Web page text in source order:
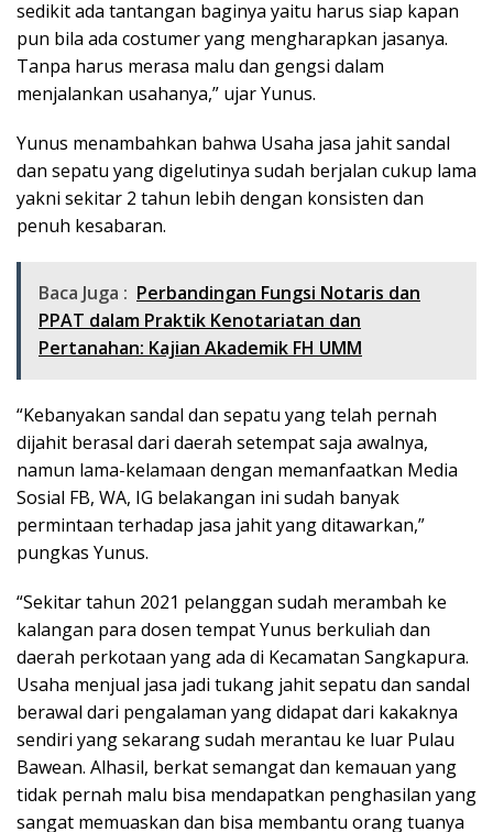
sedikit ada tantangan baginya yaitu harus siap kapan
pun bila ada costumer yang mengharapkan jasanya.
Tanpa harus merasa malu dan gengsi dalam
menjalankan usahanya,” ujar Yunus.
Yunus menambahkan bahwa Usaha jasa jahit sandal
dan sepatu yang digelutinya sudah berjalan cukup lama
yakni sekitar 2 tahun lebih dengan konsisten dan
penuh kesabaran.
Baca Juga : Perbandingan Fungsi Notaris dan
PPAT dalam Praktik Kenotariatan dan
Pertanahan: Kajian Akademik FH UMM
“Kebanyakan sandal dan sepatu yang telah pernah
dijahit berasal dari daerah setempat saja awalnya,
namun lama-kelamaan dengan memanfaatkan Media
Sosial FB, WA, IG belakangan ini sudah banyak
permintaan terhadap jasa jahit yang ditawarkan,”
pungkas Yunus.
“Sekitar tahun 2021 pelanggan sudah merambah ke
kalangan para dosen tempat Yunus berkuliah dan
daerah perkotaan yang ada di Kecamatan Sangkapura.
Usaha menjual jasa jadi tukang jahit sepatu dan sandal
berawal dari pengalaman yang didapat dari kakaknya
sendiri yang sekarang sudah merantau ke luar Pulau
Bawean. Alhasil, berkat semangat dan kemauan yang
tidak pernah malu bisa mendapatkan penghasilan yang
sangat memuaskan dan bisa membantu orang tuanya